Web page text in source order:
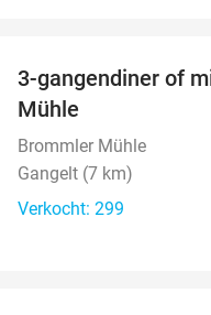
3-gangendiner of
Mühle
Brommler Mühle
Gangelt (7 km)
Verkocht: 299